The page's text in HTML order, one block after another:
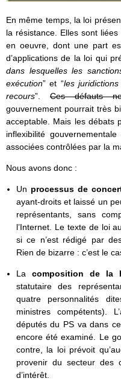
En même temps, la loi
la résistance. Elles sont
en oeuvre, dont une part
d’applications de la loi qui
dans lesquelles les
exécution” et “les
recours”.Ces défauts
gouvernement pourrait très
acceptable. Mais les débats
inflexibilité
associées contrôlées par la
Nous avons donc :
Un processus de
ayant-droits et laissé un
représentants, sans
l’Internet. Le texte de loi
si ce n’est rédigé par
Rien de bizarre : c’est le
La composition de la
statutaire des
quatre personnalités
ministres compétents).
députés du PS va dans
encore été examiné. Le
contre, la loi prévoit
provenir du secteur des
d’intérêt.